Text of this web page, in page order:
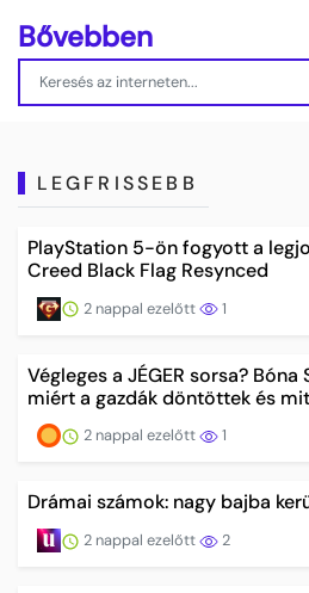
Bővebben
LEGFRISSEBB
PlayStation 5-ön fogyott a
Creed Black Flag Resynced
2 nappal ezelőtt 1
Végleges a JÉGER sorsa?
miért a gazdák döntöttek és
2 nappal ezelőtt 1
Drámai számok: nagy bajba
2 nappal ezelőtt 2